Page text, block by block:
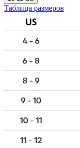
Таблица размеров